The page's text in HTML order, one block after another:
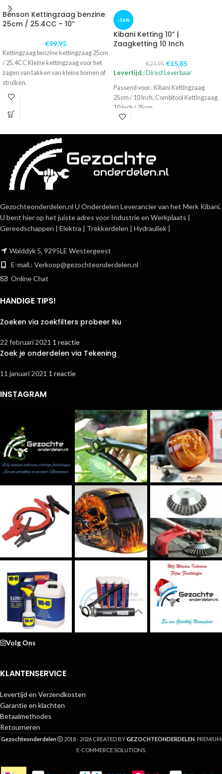
Benson Kettingzaag benzine
25cm / 25.4CC – 10”
€99,95
Kettingzaag benzine kettingzaag 25cm
/ 25.4CC Kleine kettingzaag voor het
zagen van takken van kleine bomen of
struiken.
-36%
Kibani Ketting 10” |
Zaagketting 10 Inch
€24,95 €15,85
Levertijd.: Direct Leverbaar
Passend voor.: Kibani Kettingzaag
25cm / 10 Inch, Combitool Kettingzaag
10 Inch / 25cm
Gezochteonderdelen.nl U Onderdelen Leverancier van het Merk Kibani,
U bent hier op het juiste adres voor Industrie en Werkplaats |
Gereedschappen | Elektra | Trekkerdelen | Hydrauliek |
Walddyk 5, 9295LE Westergeest
E-mail.: Verkoop@gezochteonderdelen.nl
Online Chat
HANDIGE TIPS!
Zoeken via zoekfilters probeer Nu
22 februari 2021 1 reactie
Zoek je onderdelen via Tekening
11 januari 2021 1 reactie
INSTAGRAM
Volg Ons
KLANTENSERVICE
Levertijd en Verzendkosten
Garantie en klachten
Betaalmethodes
Retourneren
Gezochteonderdelen 2018 - 2026 CREATED BY GEZOCHTEONDERDELEN. PREMIUM
E-COMMERCE SOLUTIONS.